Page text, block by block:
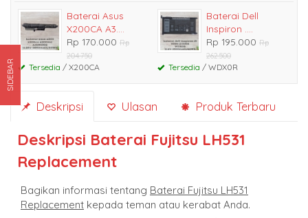
Baterai Asus
X200CA A3....
Rp 170.000 Rp
204.750
Tersedia / X200CA
Baterai Dell
Inspiron ....
Rp 195.000 Rp
262.500
Tersedia / WDX0R
Deskripsi Ulasan Produk Terbaru
Deskripsi Baterai Fujitsu LH531
Replacement
Bagikan informasi tentang Baterai Fujitsu LH531
Replacement kepada teman atau kerabat Anda.
SIDEBAR